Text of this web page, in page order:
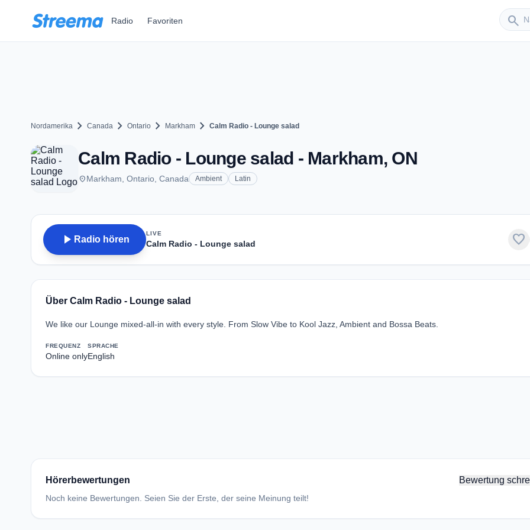
Radio Favoriten search
Nordamerika chevron_right Canada chevron_right Ontario chevron_right Markham chevron_right Calm Radio - Lounge salad
Calm Radio - Lounge salad - Markham, ON
placeMarkham, Ontario, Canada Ambient Latin
play_arrow Radio hören
LIVE
Calm Radio - Lounge salad favorite
Über Calm Radio - Lounge salad
We like our Lounge mixed-all-in with every style. From Slow Vibe to Kool Jazz, Ambient and Bossa Beats.
FREQUENZ
Online only
SPRACHE
English
Hörerbewertungen Bewertung
Noch keine Bewertungen. Seien Sie der Erste, der seine Meinung teilt!